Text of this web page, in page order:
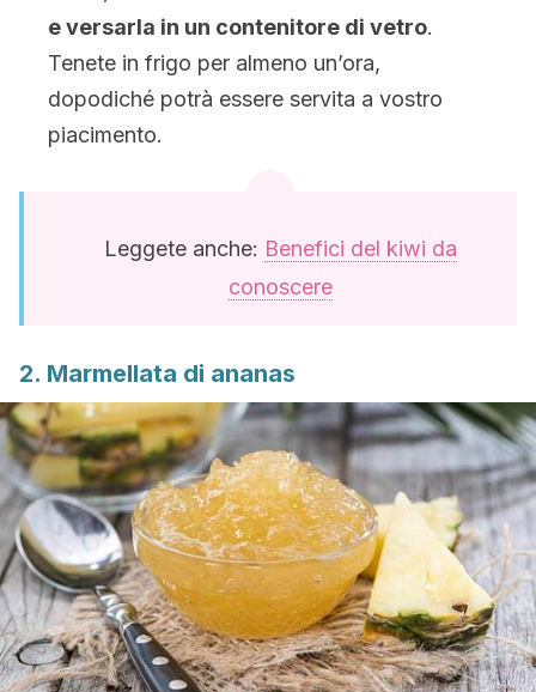
e versarla in un contenitore di vetro.
Tenete in frigo per almeno un’ora,
dopodiché potrà essere servita a vostro
piacimento.
Leggete anche: Benefici del kiwi da
conoscere
2. Marmellata di ananas